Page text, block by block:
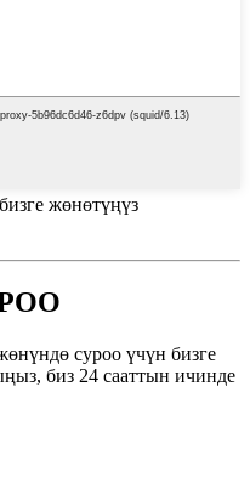
жөнөтүңүз
суроо үчүн бизге
биз 24 сааттын ичинде